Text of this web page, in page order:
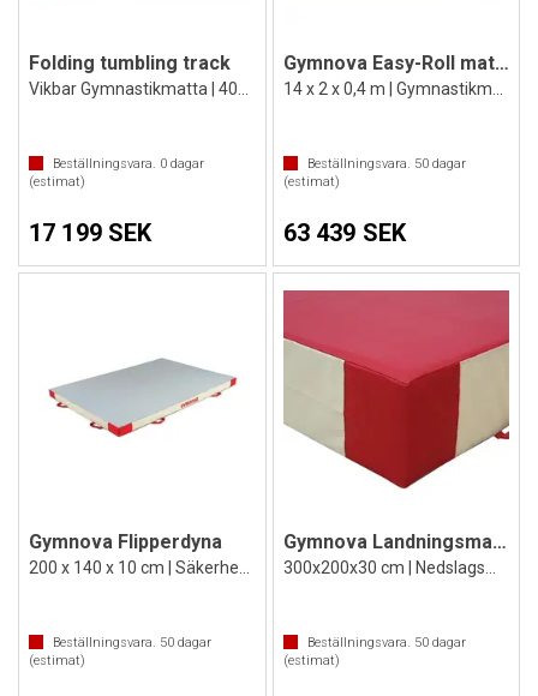
Folding tumbling track
Beställningsvara. 0 dagar
(estimat)
17 199 SEK
Gymnova Easy-Roll matta 14 m
Beställningsvara. 50dagar
(estimat)
63 439 SEK
Gymnova Flipperdyna
Beställningsvara. 50 dagar
(estimat)
Gymnova Landningsmatta
Beställningsvara. 50dagar
(estimat)